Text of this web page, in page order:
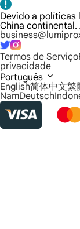
Devido a políticas
China continental.
Termos de Serviço
privacidade
Português
English简体中文繁
NamDeutsch